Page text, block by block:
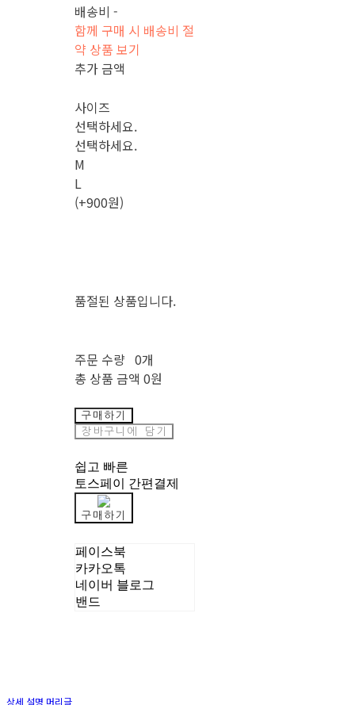
배송비-
함께 구매 시 배송비 절
약 상품 보기
추가 금액
사이즈
선택하세요.
선택하세요.
M
L
(+900원)
품절된 상품입니다.
주문 수량 0개
총 상품 금액 0원
구매하기
장바구니에 담기
쉽고 빠른
토스페이 간편결제
구매하기
페이스북
카카오톡
네이버 블로그
밴드
상세 설명 머리글